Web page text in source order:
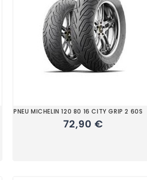
PNEU MICHELIN 120 80 16 CITY GRIP 2 60S
72,90 €